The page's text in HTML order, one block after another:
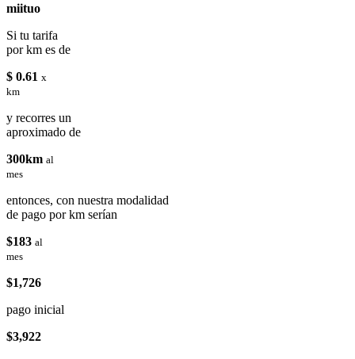
miituo
Si tu tarifa
por km es de
$ 0.61 x
km
y recorres un
aproximado de
300km al
mes
entonces, con nuestra modalidad
de pago por km serían
$183 al
mes
$1,726
pago inicial
$3,922